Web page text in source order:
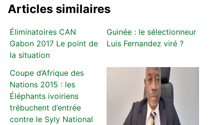
Articles similaires
Éliminatoires CAN
Gabon 2017 Le point de
la situation
Guinée : le sélectionneur
Luis Fernandez viré ?
Coupe d’Afrique des
Nations 2015 : les
Éléphants ivoiriens
trébuchent d’entrée
contre le Syly National